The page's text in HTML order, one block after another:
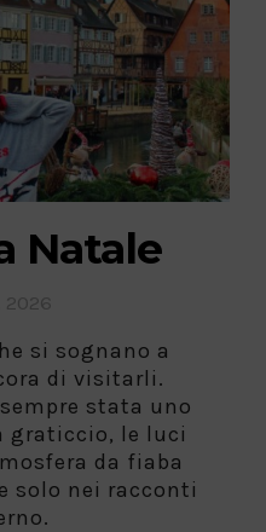
Natale
si sognano a
di visitarli.
stata uno
graticcio, le luci
da fiaba
solo nei racconti